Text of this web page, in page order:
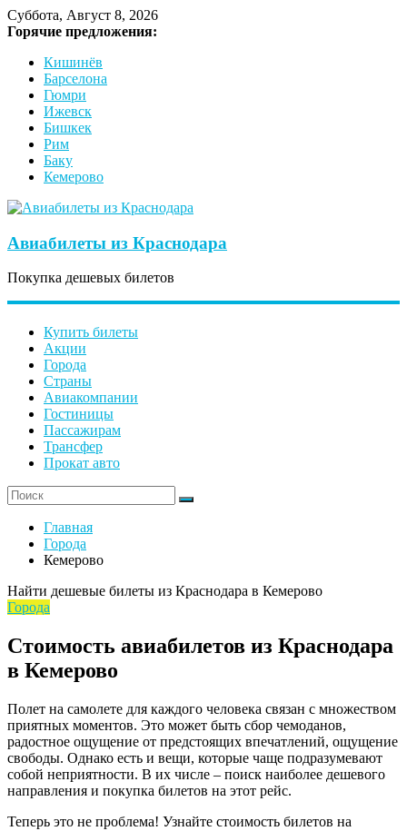
Суббота, Август 8, 2026
Горячие предложения:
Кишинёв
Барселона
Гюмри
Ижевск
Бишкек
Рим
Баку
Кемерово
Авиабилеты из Краснодара
Покупка дешевых билетов
Купить билеты
Акции
Города
Страны
Авиакомпании
Гостиницы
Пассажирам
Трансфер
Прокат авто
Главная
Города
Кемерово
Найти дешевые билеты из Краснодара в Кемерово
Города
Стоимость авиабилетов из Краснодара
в Кемерово
Полет на самолете для каждого человека связан с множеством
приятных моментов. Это может быть сбор чемоданов,
радостное ощущение от предстоящих впечатлений, ощущение
свободы. Однако есть и вещи, которые чаще подразумевают
собой неприятности. В их числе – поиск наиболее дешевого
направления и покупка билетов на этот рейс.
Теперь это не проблема! Узнайте стоимость билетов на